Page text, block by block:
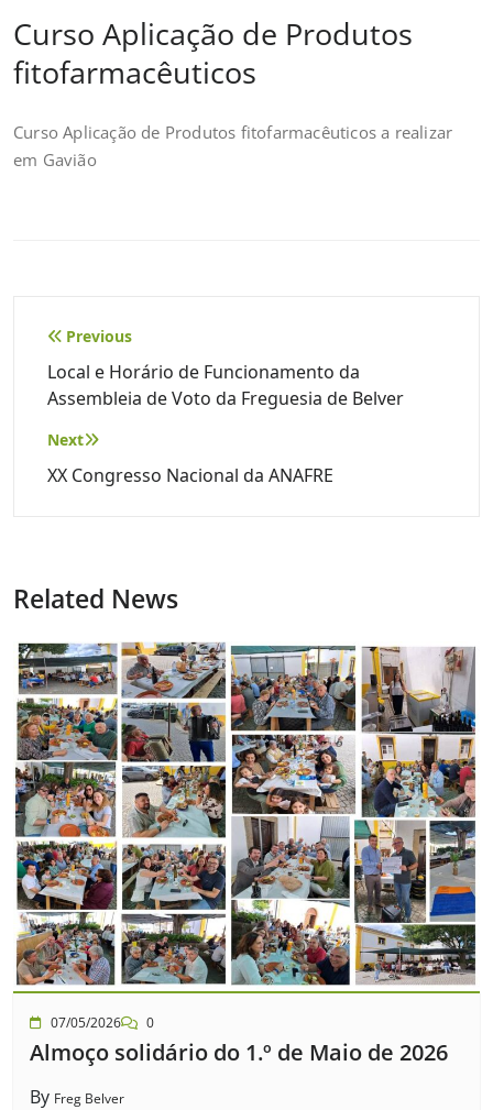
Curso Aplicação de Produtos
fitofarmacêuticos
Curso Aplicação de Produtos fitofarmacêuticos a realizar
em Gavião
Navegação
de
artigos
Previous
Local e Horário de Funcionamento da
Assembleia de Voto da Freguesia de Belver
Next
XX Congresso Nacional da ANAFRE
Related News
07/05/2026 0
Almoço solidário do 1.º de Maio de 2026
By Freg Belver